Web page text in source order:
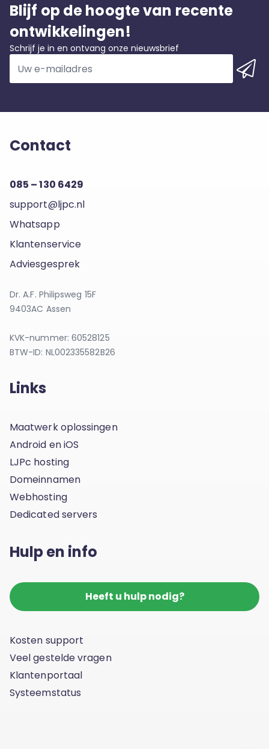
Blijf op de hoogte van recente
ontwikkelingen!
Schrijf je in en ontvang onze nieuwsbrief
Contact
085 – 130 6429
support@ljpc.nl
Whatsapp
Klantenservice
Adviesgesprek
Dr. A.F. Philipsweg 15F
9403AC Assen
KVK-nummer: 60528125
BTW-ID: NL002335582B26
Links
Maatwerk oplossingen
Android en iOS
LJPc hosting
Domeinnamen
Webhosting
Dedicated servers
Hulp en info
Heeft u hulp nodig?
Kosten support
Veel gestelde vragen
Klantenportaal
Systeemstatus